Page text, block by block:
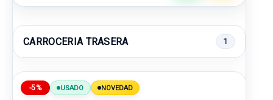
CARROCERIA TRASERA 1
-5% USADO NOVEDAD